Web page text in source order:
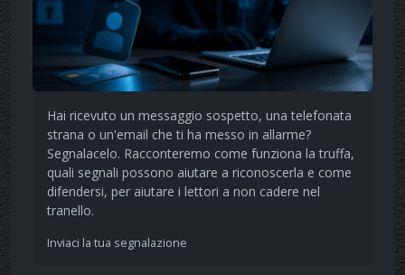
Hai ricevuto un messaggio sospetto, una telefonata
strana o un'email che ti ha messo in allarme?
Segnalacelo. Racconteremo come funziona la truffa,
quali segnali possono aiutare a riconoscerla e come
difendersi, per aiutare i lettori a non cadere nel
tranello.
Inviaci la tua segnalazione